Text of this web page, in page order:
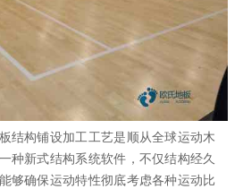
构铺设加工工艺是顺从全球运动木
种新式结构系统软件，不仅结构经久
够确保运动特性彻底考虑各种运动比